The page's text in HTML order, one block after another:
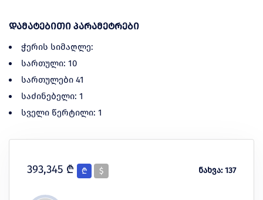
დამატებითი პარამეტრები
ჭერის სიმაღლე:
სართული: 10
სართულები 41
საძინებელი: 1
სველი წერტილი: 1
393,345 ₾ ₾ $ ნახვა: 137